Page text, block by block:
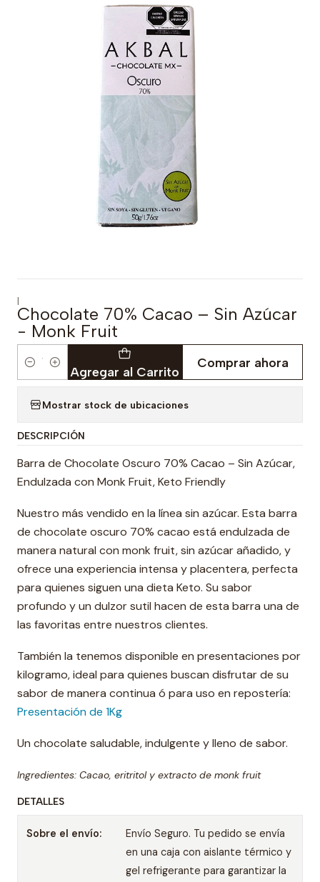
|
Chocolate 70% Cacao – Sin Azúcar
- Monk Fruit
Cantidad Agregar al Carrito
Comprar ahora
Mostrar stock de ubicaciones
DESCRIPCIÓN
Barra de Chocolate Oscuro 70% Cacao – Sin Azúcar,
Endulzada con Monk Fruit, Keto Friendly
Nuestro más vendido en la línea sin azúcar. Esta barra
de chocolate oscuro 70% cacao está endulzada de
manera natural con monk fruit, sin azúcar añadido, y
ofrece una experiencia intensa y placentera, perfecta
para quienes siguen una dieta Keto. Su sabor
profundo y un dulzor sutil hacen de esta barra una de
las favoritas entre nuestros clientes.
También la tenemos disponible en presentaciones por
kilogramo, ideal para quienes buscan disfrutar de su
sabor de manera continua ó para uso en repostería:
Presentación de 1Kg
Un chocolate saludable, indulgente y lleno de sabor.
Ingredientes: Cacao, eritritol y extracto de monk fruit
DETALLES
Sobre el envío:
Envío Seguro. Tu pedido se envía
en una caja con aislante térmico y
gel refrigerante para garantizar la